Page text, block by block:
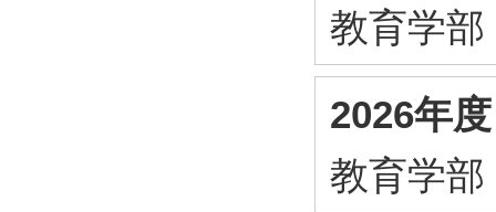
教育学部
2026年
教育学部